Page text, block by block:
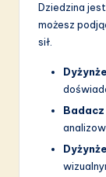
Dziedzina
możesz
sił.
Badacz